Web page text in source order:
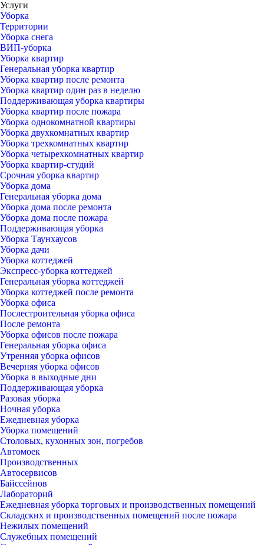
Услуги
Уборка
Территории
Уборка снега
ВИП-уборка
Уборка квартир
Генеральная уборка квартир
Уборка квартир после ремонта
Уборка квартир один раз в неделю
Поддерживающая уборка квартиры
Уборка квартир после пожара
Уборка однокомнатной квартиры
Уборка двухкомнатных квартир
Уборка трехкомнатных квартир
Уборка четырехкомнатных квартир
Уборка квартир-студий
Срочная уборка квартир
Уборка дома
Генеральная уборка дома
Уборка дома после ремонта
Уборка дома после пожара
Поддерживающая уборка
Уборка Таунхаусов
Уборка дачи
Уборка коттеджей
Экспресс-уборка коттеджей
Генеральная уборка коттеджей
Уборка коттеджей после ремонта
Уборка офиса
Послестроительная уборка офиса
После ремонта
Уборка офисов после пожара
Генеральная уборка офиса
Утренняя уборка офисов
Вечерняя уборка офисов
Уборка в выходные дни
Поддерживающая уборка
Разовая уборка
Ночная уборка
Ежедневная уборка
Уборка помещений
Столовых, кухонных зон, погребов
Автомоек
Производственных
Автосервисов
Байссейнов
Лабораторий
Ежедневная уборка торговых и производственных помещений
Складских и производственных помещений после пожара
Нежилых помещений
Служебных помещений